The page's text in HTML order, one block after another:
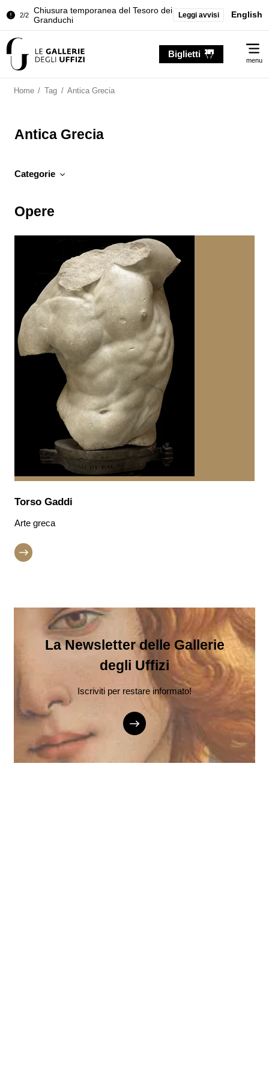
2/2
Chiusura temporanea del Tesoro dei
Granduchi
della Sala dell'Iliade
Granduchi
Leggi avvisi English
Biglietti
menu
Home / Tag / Antica Grecia
Antica Grecia
Categorie
Opere
Opere
Torso Gaddi
Arte greca
La Newsletter delle Gallerie
degli Uffizi
Iscriviti per restare informato!